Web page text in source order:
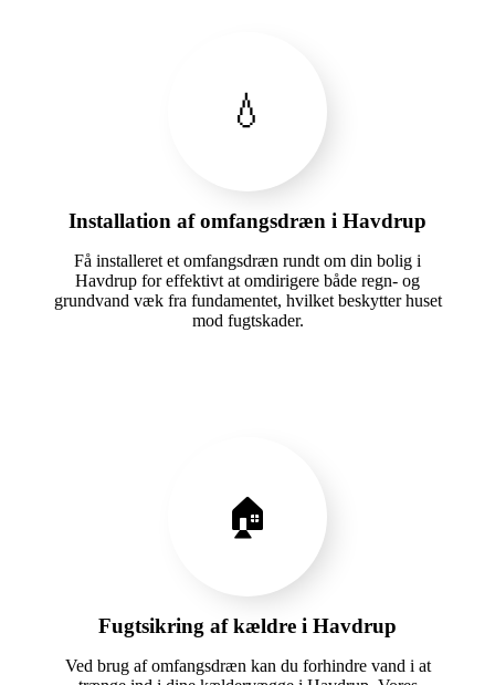
💧
Installation af omfangsdræn i Havdrup
Få installeret et omfangsdræn rundt om din bolig i
Havdrup for effektivt at omdirigere både regn- og
grundvand væk fra fundamentet, hvilket beskytter huset
mod fugtskader.
🏠
Fugtsikring af kældre i Havdrup
Ved brug af omfangsdræn kan du forhindre vand i at